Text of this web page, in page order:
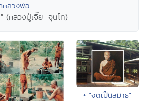
หลวงพ่อ
(หลวงปู่เจี๊ยะ จุนโท)
• "จิตเป็นสมาธิ"